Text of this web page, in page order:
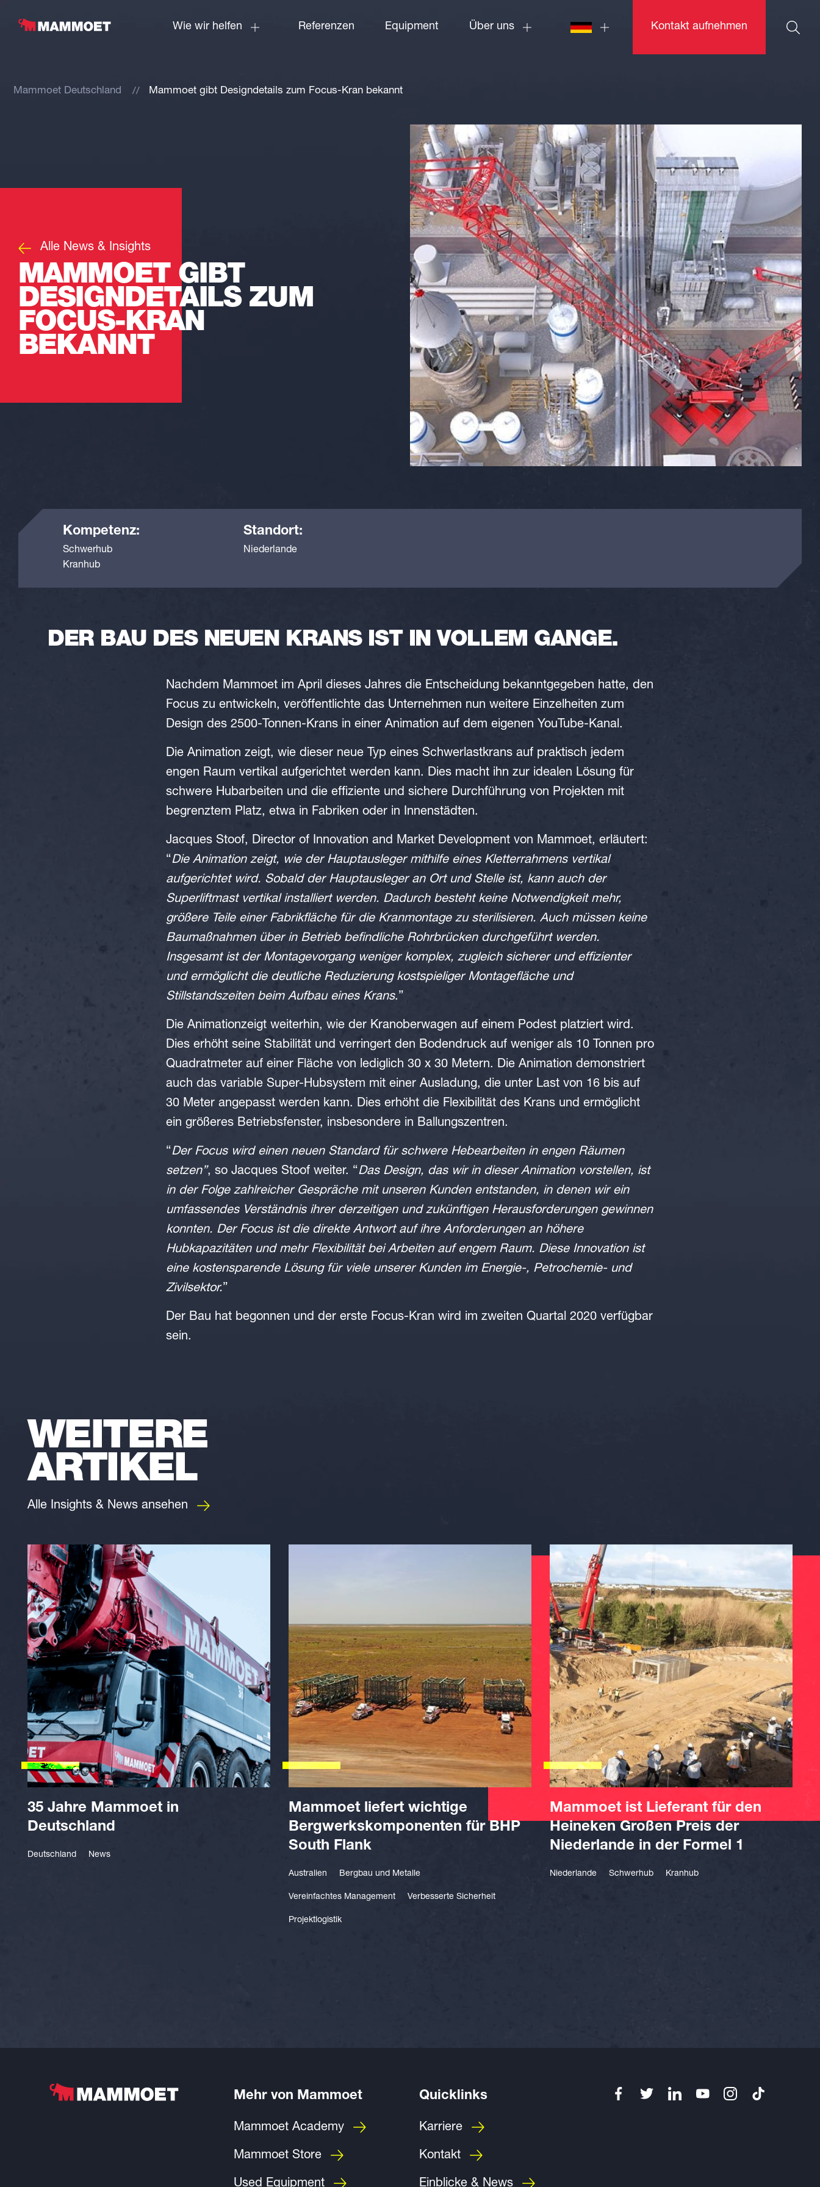
Wie wir helfen Referenzen Equipment Über uns Kontakt aufnehmen
Mammoet Deutschland Mammoet gibt Designdetails zum Focus-Kran bekannt
Alle News & Insights
MAMMOET GIBT
DESIGNDETAILS ZUM
FOCUS-KRAN
BEKANNT
Kompetenz:
Schwerhub
Kranhub
Standort:
Niederlande
DER BAU DES NEUEN KRANS IST IN VOLLEM GANGE.
Nachdem Mammoet im April dieses Jahres die Entscheidung bekanntgegeben hatte, den
Focus zu entwickeln, veröffentlichte das Unternehmen nun weitere Einzelheiten zum
Design des 2500-Tonnen-Krans in einer Animation auf dem eigenen YouTube-Kanal.
Die Animation zeigt, wie dieser neue Typ eines Schwerlastkrans auf praktisch jedem
engen Raum vertikal aufgerichtet werden kann. Dies macht ihn zur idealen Lösung für
schwere Hubarbeiten und die effiziente und sichere Durchführung von Projekten mit
begrenztem Platz, etwa in Fabriken oder in Innenstädten.
Jacques Stoof, Director of Innovation and Market Development von Mammoet, erläutert:
“Die Animation zeigt, wie der Hauptausleger mithilfe eines Kletterrahmens vertikal
aufgerichtet wird. Sobald der Hauptausleger an Ort und Stelle ist, kann auch der
Superliftmast vertikal installiert werden. Dadurch besteht keine Notwendigkeit mehr,
größere Teile einer Fabrikfläche für die Kranmontage zu sterilisieren. Auch müssen keine
Baumaßnahmen über in Betrieb befindliche Rohrbrücken durchgeführt werden.
Insgesamt ist der Montagevorgang weniger komplex, zugleich sicherer und effizienter
und ermöglicht die deutliche Reduzierung kostspieliger Montagefläche und
Stillstandszeiten beim Aufbau eines Krans.”
Die Animationzeigt weiterhin, wie der Kranoberwagen auf einem Podest platziert wird.
Dies erhöht seine Stabilität und verringert den Bodendruck auf weniger als 10 Tonnen pro
Quadratmeter auf einer Fläche von lediglich 30 x 30 Metern. Die Animation demonstriert
auch das variable Super-Hubsystem mit einer Ausladung, die unter Last von 16 bis auf
30 Meter angepasst werden kann. Dies erhöht die Flexibilität des Krans und ermöglicht
ein größeres Betriebsfenster, insbesondere in Ballungszentren.
“Der Focus wird einen neuen Standard für schwere Hebearbeiten in engen Räumen
setzen”, so Jacques Stoof weiter. “Das Design, das wir in dieser Animation vorstellen, ist
in der Folge zahlreicher Gespräche mit unseren Kunden entstanden, in denen wir ein
umfassendes Verständnis ihrer derzeitigen und zukünftigen Herausforderungen gewinnen
konnten. Der Focus ist die direkte Antwort auf ihre Anforderungen an höhere
Hubkapazitäten und mehr Flexibilität bei Arbeiten auf engem Raum. Diese Innovation ist
eine kostensparende Lösung für viele unserer Kunden im Energie-, Petrochemie- und
Zivilsektor.”
Der Bau hat begonnen und der erste Focus-Kran wird im zweiten Quartal 2020 verfügbar
sein.
WEITERE
ARTIKEL
Alle Insights & News ansehen
35 Jahre Mammoet in
Deutschland
Deutschland News
Mammoet liefert wichtige
Bergwerkskomponenten für BHP
South Flank
Australien Bergbau und Metalle
Vereinfachtes Management Verbesserte Sicherheit
Projektlogistik
Mammoet ist Lieferant für den
Heineken Großen Preis der
Niederlande in der Formel 1
Niederlande Schwerhub Kranhub
Mehr von Mammoet
Mammoet Academy
Mammoet Store
Used Equipment
Quicklinks
Karriere
Kontakt
Einblicke & News